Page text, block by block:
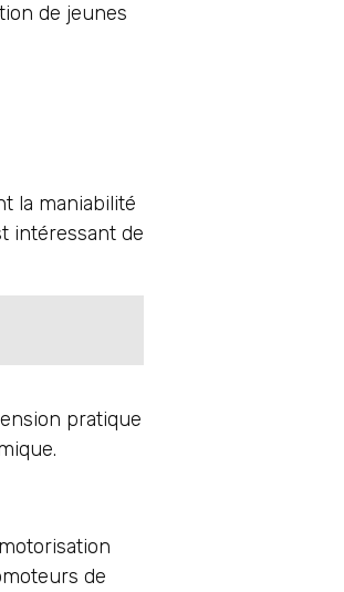
de jeunes
la maniabilité
intéressant de
pratique
de